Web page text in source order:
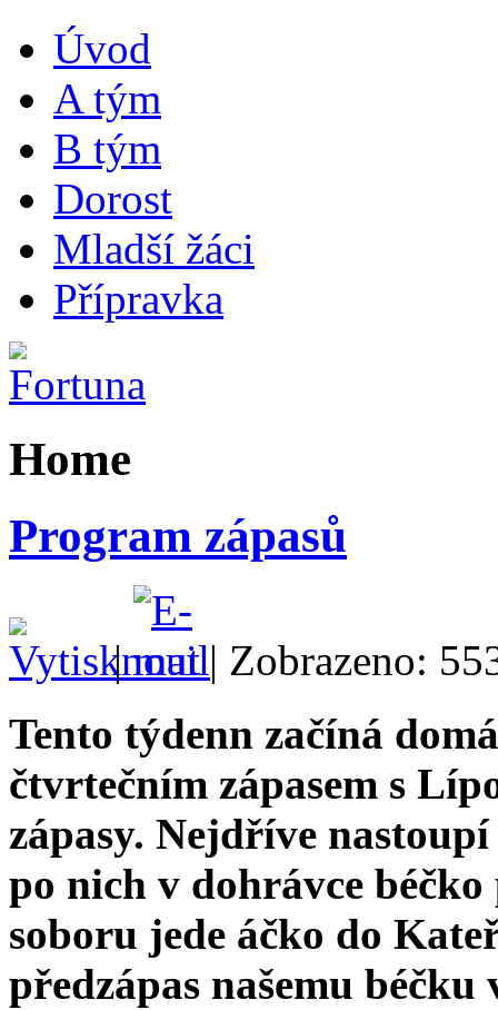
Úvod
A tým
B tým
Dorost
Mladší žáci
Přípravka
Home
Program zápasů
|
| Zobrazeno:
Tento týdenn začíná
čtvrtečním zápasem s
zápasy. Nejdříve
po nich v dohrávce
soboru jede áčko do
předzápas našemu béčku